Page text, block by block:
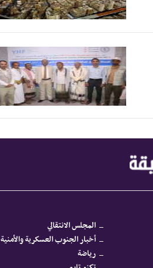
المجلس الانتقالي
أخبار الجنوب العسكرية والأمنية
رياضة